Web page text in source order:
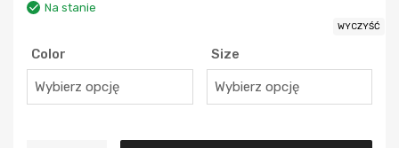
Na stanie
Color Size
WYCZYŚĆ